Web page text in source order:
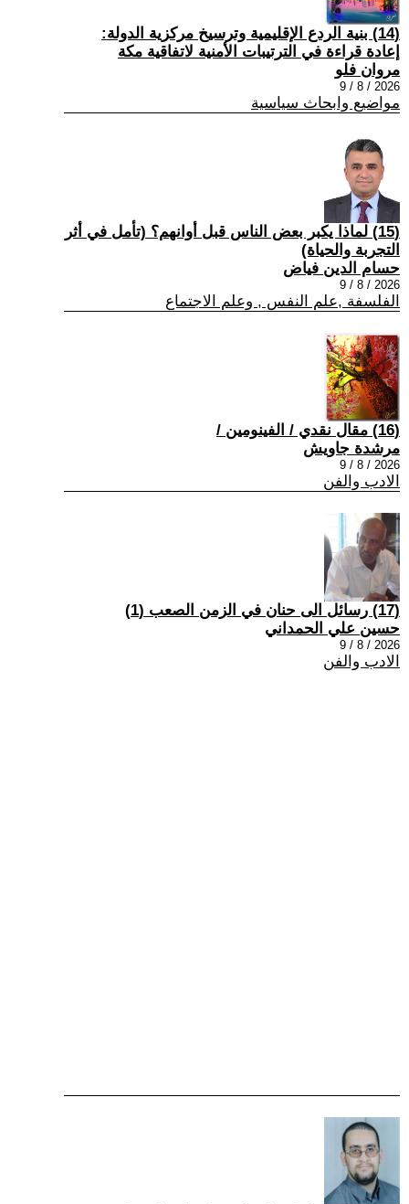
(14) بنية الردع الإقليمية وترسيخ مركزية الدولة:
إعادة قراءة في الترتيبات الأمنية لاتفاقية مكة
مروان فلو
2026 / 8 / 9
مواضيع وابحاث سياسية
(15) لماذا يكبر بعض الناس قبل أوانهم؟ (تأمل في أثر
التجربة والحياة)
حسام الدين فياض
2026 / 8 / 9
الفلسفة ,علم النفس , وعلم الاجتماع
(16) مقال نقدي / الفينومين /
مرشدة جاويش
2026 / 8 / 9
الادب والفن
(17) رسائل الى حنان في الزمن الصعب (1)
حسين علي الحمداني
2026 / 8 / 9
الادب والفن